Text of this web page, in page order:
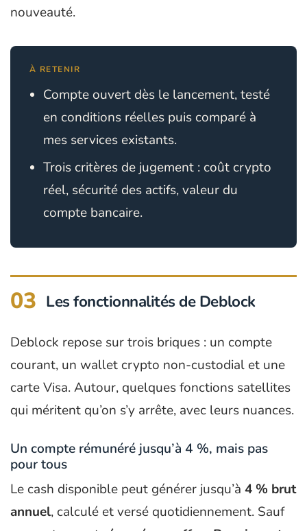
nouveauté.
À RETENIR
Compte ouvert dès le lancement, testé
en conditions réelles puis comparé à
mes services existants.
Trois critères de jugement : coût crypto
réel, sécurité des actifs, valeur du
compte bancaire.
03 Les fonctionnalités de Deblock
Deblock repose sur trois briques : un compte
courant, un wallet crypto non-custodial et une
carte Visa. Autour, quelques fonctions satellites
qui méritent qu’on s’y arrête, avec leurs nuances.
Un compte rémunéré jusqu’à 4 %, mais pas
pour tous
Le cash disponible peut générer jusqu’à 4 % brut
annuel, calculé et versé quotidiennement. Sauf